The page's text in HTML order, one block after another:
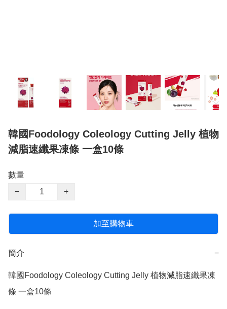
韓國Foodology Coleology Cutting Jelly 植物
減脂速纖果凍條 一盒10條
數量
−
+
加至購物車
簡介 −
韓國Foodology Coleology Cutting Jelly 植物減脂速纖果凍
條 一盒10條